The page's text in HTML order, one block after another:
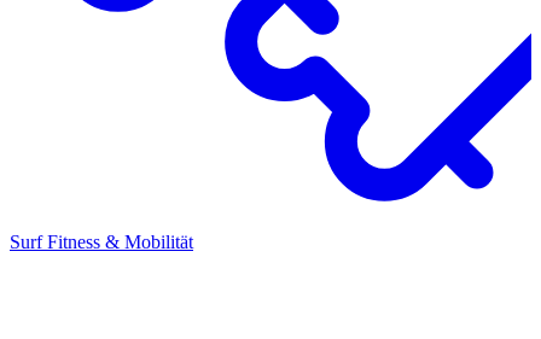
Surf Fitness & Mobilität